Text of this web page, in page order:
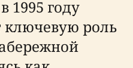
1995 году
ключевую роль